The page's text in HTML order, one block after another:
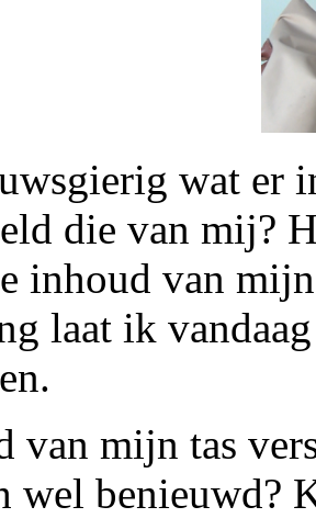
wat er
die van mij?
inhoud van
laat ik
van mijn tas
wel benieuwd?